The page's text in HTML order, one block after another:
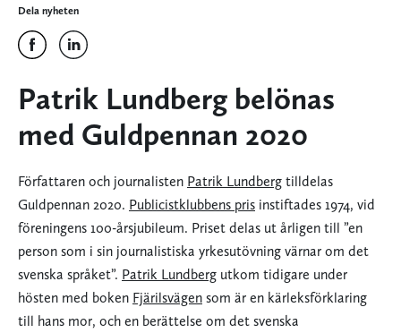
Dela nyheten
Patrik Lundberg belönas
med Guldpennan 2020
Författaren och journalisten Patrik Lundberg tilldelas
Guldpennan 2020. Publicistklubbens pris instiftades 1974, vid
föreningens 100-årsjubileum. Priset delas ut årligen till ”en
person som i sin journalistiska yrkesutövning värnar om det
svenska språket”. Patrik Lundberg utkom tidigare under
hösten med boken Fjärilsvägen som är en kärleksförklaring
till hans mor, och en berättelse om det svenska